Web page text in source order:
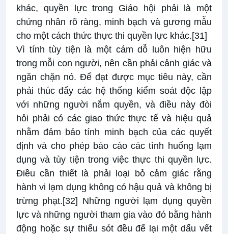
khác, quyền lực trong Giáo hội phải là một
chứng nhân rõ ràng, minh bạch và gương mẫu
cho một cách thức thực thi quyền lực khác.[31]
Vì tính tùy tiện là một cám dỗ luôn hiện hữu
trong mỗi con người, nên cần phải cảnh giác và
ngăn chặn nó. Để đạt được mục tiêu này, cần
phải thúc đẩy các hệ thống kiểm soát độc lập
với những người nắm quyền, và điều này đòi
hỏi phải có các giao thức thực tế và hiệu quả
nhằm đảm bảo tính minh bạch của các quyết
định và cho phép báo cáo các tình huống lạm
dụng và tùy tiện trong việc thực thi quyền lực.
Điều cần thiết là phải loại bỏ cảm giác rằng
hành vi lạm dụng không có hậu quả và không bị
trừng phạt.[32] Những người lạm dụng quyền
lực và những người tham gia vào đó bằng hành
động hoặc sự thiếu sót đều để lại một dấu vết